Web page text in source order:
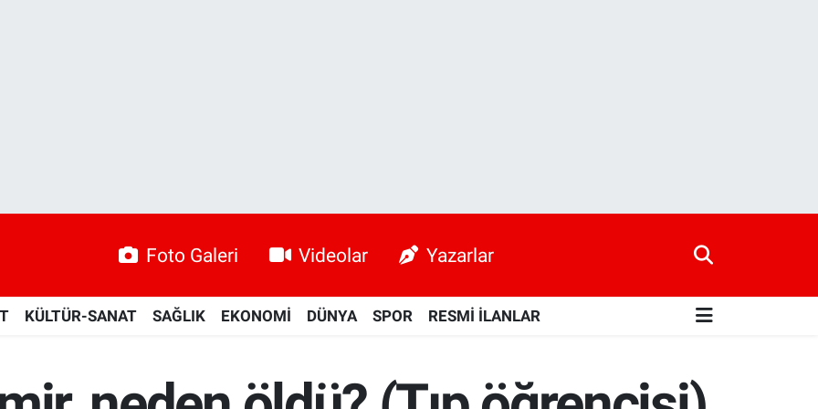
Foto Galeri Videolar Yazarlar
KÜLTÜR-SANAT SAĞLIK EKONOMİ DÜNYA SPOR RESMİ İLANLAR